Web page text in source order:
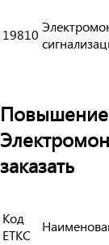
19810
заказать
Код
ЕТКС